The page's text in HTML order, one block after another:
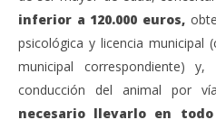
inferior a 120.000 euros,
psicológica y licencia municipal
municipal correspondiente)
conducción del animal por
necesario llevarlo en